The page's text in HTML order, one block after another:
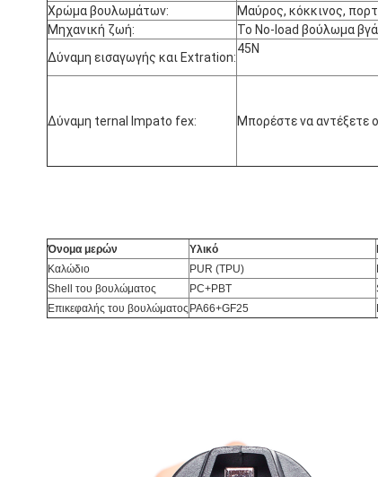
Χρώμα βουλωμάτων:
Μαύρος, κόκκινος,
Μηχανική ζωή:
Το No-load βούλωμα
Δύναμη εισαγωγής και Extration:
45N
Δύναμη ternal Impato fex: Μπορέστε να αντέξετε
Όνομα μερών Υλικό
Καλώδιο
PUR (TPU)
Shell του βουλώματος
PC+PBT
Επικεφαλής του βουλώματος PA66+GF25